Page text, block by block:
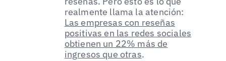
realmente llama la atención:
Las empresas con reseñas
positivas en las redes sociales
obtienen un 22% más de
ingresos que otras.